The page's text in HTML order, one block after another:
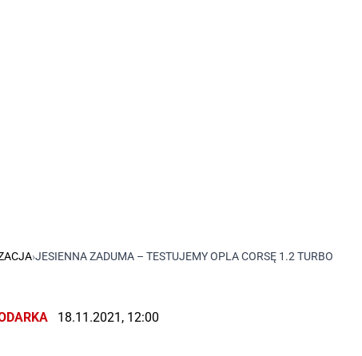
›JESIENNA ZADUMA – TESTUJEMY OPLA CORSĘ 1.2 TURBO
18.11.2021, 12:00